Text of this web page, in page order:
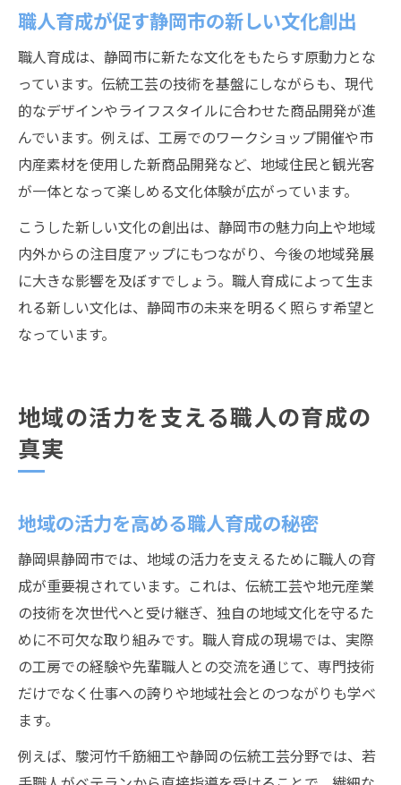
職人育成が促す静岡市の新しい文化創出
職人育成は、静岡市に新たな文化をもたらす原動力とな
っています。伝統工芸の技術を基盤にしながらも、現代
的なデザインやライフスタイルに合わせた商品開発が進
んでいます。例えば、工房でのワークショップ開催や市
内産素材を使用した新商品開発など、地域住民と観光客
が一体となって楽しめる文化体験が広がっています。
こうした新しい文化の創出は、静岡市の魅力向上や地域
内外からの注目度アップにもつながり、今後の地域発展
に大きな影響を及ぼすでしょう。職人育成によって生ま
れる新しい文化は、静岡市の未来を明るく照らす希望と
なっています。
地域の活力を支える職人の育成の
真実
地域の活力を高める職人育成の秘密
静岡県静岡市では、地域の活力を支えるために職人の育
成が重要視されています。これは、伝統工芸や地元産業
の技術を次世代へと受け継ぎ、独自の地域文化を守るた
めに不可欠な取り組みです。職人育成の現場では、実際
の工房での経験や先輩職人との交流を通じて、専門技術
だけでなく仕事への誇りや地域社会とのつながりも学べ
ます。
例えば、駿河竹千筋細工や静岡の伝統工芸分野では、若